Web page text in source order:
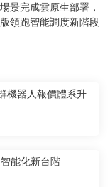
景完成雲原生部署，
領跑智能調度新階段
機器人報價體系升
能化新台階